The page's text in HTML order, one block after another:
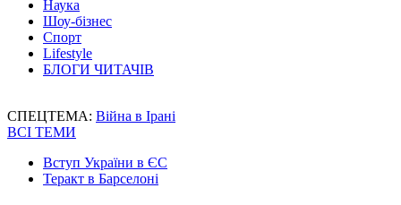
Наука
Шоу-бізнес
Спорт
Lifestyle
БЛОГИ ЧИТАЧІВ
СПЕЦТЕМА: Війна в Ірані
ВСІ ТЕМИ
Вступ України в ЄС
Теракт в Барселоні